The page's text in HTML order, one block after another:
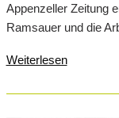
Appenzeller Zeitung
Ramsauer und die
Weiterlesen